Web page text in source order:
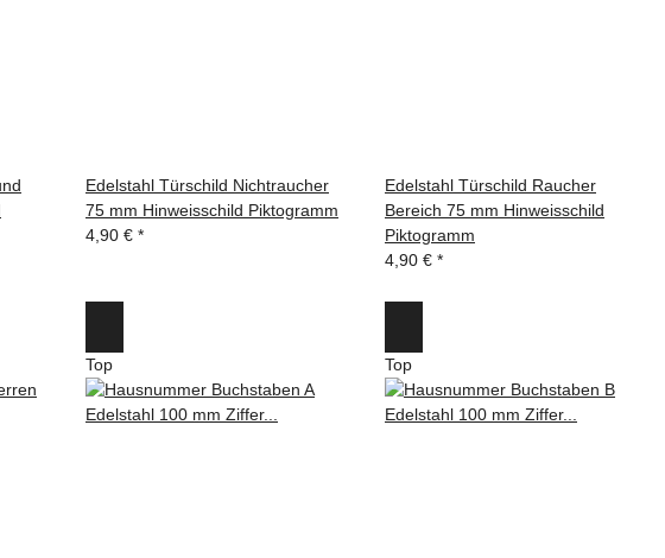
Edelstahl Türschild Nichtraucher
75 mm Hinweisschild Piktogramm
4,90 € *
Edelstahl Türschild Raucher
Bereich 75 mm Hinweisschild
Piktogramm
4,90 € *
Top Top